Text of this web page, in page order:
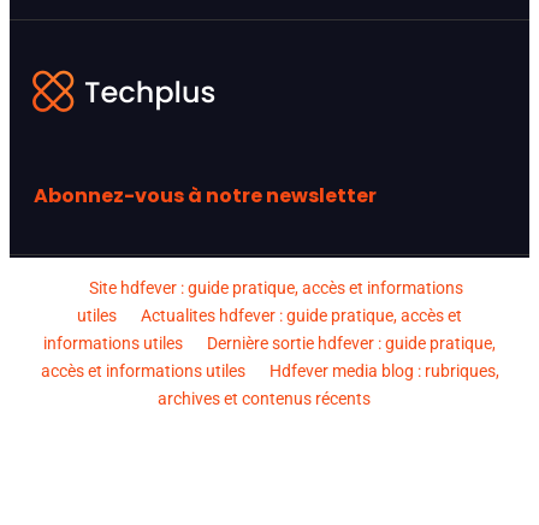
Abonnez-vous à notre newsletter
Site hdfever : guide pratique, accès et informations
utiles
Actualites hdfever : guide pratique, accès et
informations utiles
Dernière sortie hdfever : guide pratique,
accès et informations utiles
Hdfever media blog : rubriques,
archives et contenus récents